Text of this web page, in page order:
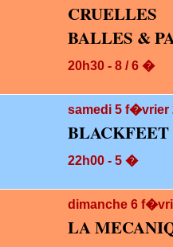
BALLES &
20h30 - 8 / 6 �
samedi 5 f�vrier
BLACKFEET
22h00 - 5 �
dimanche 6
LA